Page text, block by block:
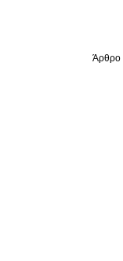
Άρθρο